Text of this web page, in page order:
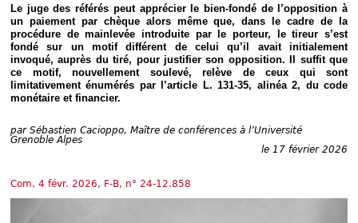
IT
Le juge des référés peut apprécier le bien-fondé de l’opposition à
un paiement par chèque alors même que, dans le cadre de la
procédure de mainlevée introduite par le porteur, le tireur s’est
fondé sur un motif différent de celui qu’il avait initialement
invoqué, auprès du tiré, pour justifier son opposition. Il suffit que
ce motif, nouvellement soulevé, relève de ceux qui sont
limitativement énumérés par l’article L. 131-35, alinéa 2, du code
monétaire et financier.
par Sébastien Cacioppo, Maître de conférences à l’Université
Grenoble Alpes
le 17 février 2026
Com. 4 févr. 2026, F-B, n° 24-12.858